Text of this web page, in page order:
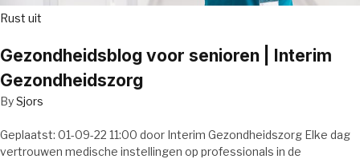
Rust uit
Gezondheidsblog voor senioren | Interim
Gezondheidszorg
BySjors
Geplaatst: 01-09-22 11:00 door Interim Gezondheidszorg Elke dag
vertrouwen medische instellingen op professionals in de